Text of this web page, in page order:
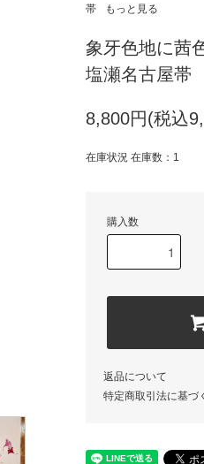
帯 もっと見る
象牙色地に茜
塩瀬名古屋帯
8,800円(税込
在庫状況 在庫数：1
購入数
返品について
特定商取引法に基づ